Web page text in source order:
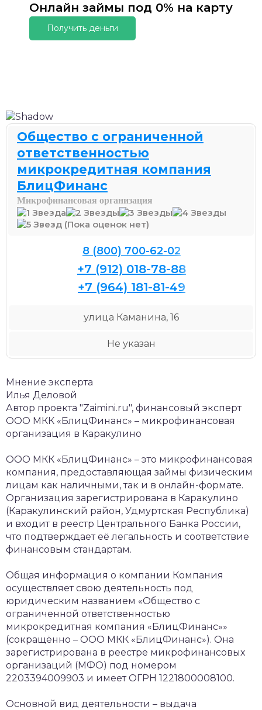
Онлайн займы под 0% на карту
Получить деньги
Общество с ограниченной
ответственностью
микрокредитная компания
БлицФинанс
Микрофинансовая организация
(Пока оценок нет)
8 (800) 700-62-02
+7 (912) 018-78-88
+7 (964) 181-81-49
улица Каманина, 16
Не указан
Мнение эксперта
Илья Деловой
Автор проекта "Zaimini.ru", финансовый эксперт
ООО МКК «БлицФинанс» – микрофинансовая
организация в Каракулино
ООО МКК «БлицФинанс» – это микрофинансовая
компания, предоставляющая займы физическим
лицам как наличными, так и в онлайн-формате.
Организация зарегистрирована в Каракулино
(Каракулинский район, Удмуртская Республика)
и входит в реестр Центрального Банка России,
что подтверждает её легальность и соответствие
финансовым стандартам.
Общая информация о компании Компания
осуществляет свою деятельность под
юридическим названием «Общество с
ограниченной ответственностью
микрокредитная компания «БлицФинанс»»
(сокращённо – ООО МКК «БлицФинанс»). Она
зарегистрирована в реестре микрофинансовых
организаций (МФО) под номером
2203394009903 и имеет ОГРН 1221800008100.
Основной вид деятельности – выдача